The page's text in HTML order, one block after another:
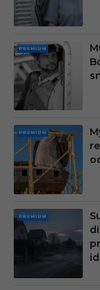
M
PRE
MIU
M
PRE
MIU
M
PRE
MIU